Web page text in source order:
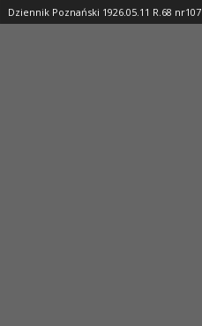
Dziennik Poznański 1926.05.11 R.68 nr107